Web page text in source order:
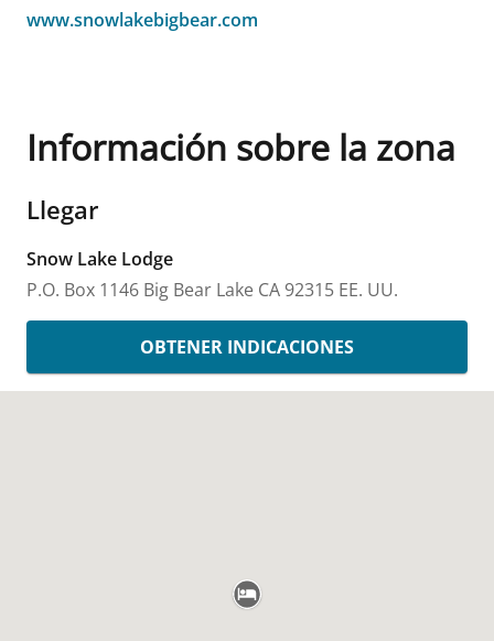
www.snowlakebigbear.com
Información sobre la zona
Llegar
Snow Lake Lodge
P.O. Box 1146 Big Bear Lake CA 92315 EE. UU.
OBTENER INDICACIONES